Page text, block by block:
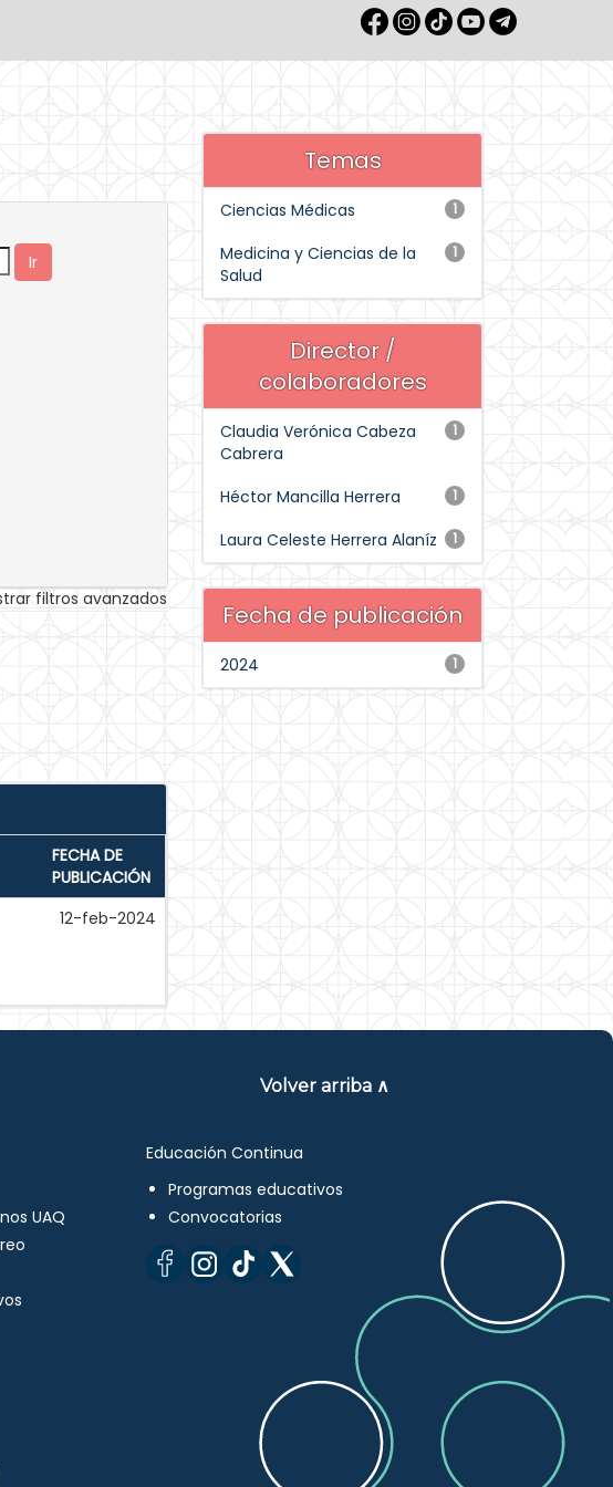
filtros avanzados
FECHA DE
PUBLICACIÓN
12-feb-2024
Temas
1
Ciencias Médicas
1
Medicina y Ciencias de la
Salud
Director /
colaboradores
1
Claudia Verónica Cabeza
Cabrera
1
Héctor Mancilla Herrera
1
Laura Celeste Herrera Alaníz
Fecha de publicación
1
2024
Volver arriba ∧
UAQ
Educación Continua
Programas educativos
Convocatorias